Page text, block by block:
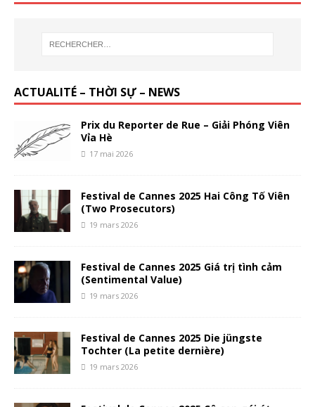
ACTUALITÉ – THỜI SỰ – NEWS
Prix du Reporter de Rue – Giải Phóng Viên
Vỉa Hè
17 mai 2026
Festival de Cannes 2025 Hai Công Tố Viên
(Two Prosecutors)
19 mars 2026
Festival de Cannes 2025 Giá trị tình cảm
(Sentimental Value)
19 mars 2026
Festival de Cannes 2025 Die jüngste
Tochter (La petite dernière)
19 mars 2026